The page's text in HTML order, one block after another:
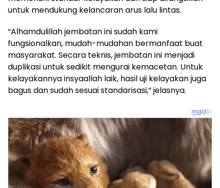
untuk mendukung kelancaran arus lalu lintas.
“Alhamdulillah jembatan ini sudah kami
fungsionalkan, mudah-mudahan bermanfaat buat
masyarakat. Secara teknis, jembatan ini menjadi
duplikasi untuk sedikit mengurai kemacetan. Untuk
kelayakannya insyaallah laik, hasil uji kelayakan juga
bagus dan sudah sesuai standarisasi,” jelasnya.